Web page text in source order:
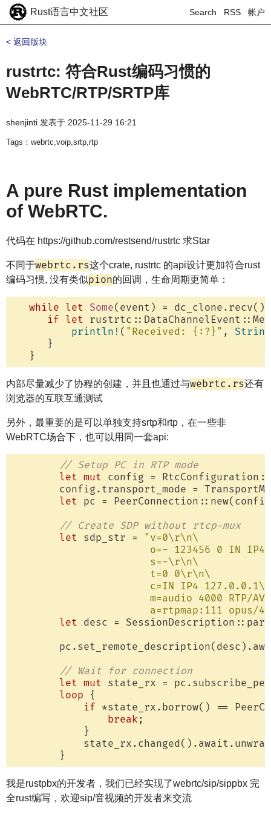
Rust语言中文社区 Search RSS 帐户
< 返回版块
rustrtc: 符合Rust编码习惯的
WebRTC/RTP/SRTP库
shenjinti 发表于 2025-11-29 16:21
Tags：webrtc,voip,srtp,rtp
A pure Rust implementation
of WebRTC.
代码在 https://github.com/restsend/rustrtc 求Star
不同于webrtc.rs这个crate, rustrtc 的api设计更加符合rust
编码习惯, 没有类似pion的回调，生命周期更简单：
while let Some(event) =
if let
println! ( "Received: {:?}" , String
      }
内部尽量减少了协程的创建，并且也通过与webrtc.rs还有
浏览器的互联互通测试
另外，最重要的是可以单独支持srtp和rtp，在一些非
WebRTC场合下，也可以用同一套api:
// Setup PC in RTP mode
let mut config = RtcConfiguration::
config.transport_mode =
let pc =
// Create SDP without rtcp-mux
let sdp_str = "v=0\r\n\
o=- 123456 0 IN IP4
                       s=-\r\n\
                       t=0 0\r\n\
c=IN IP4
m=audio 4000 RTP/
a=rtpmap:111 opus/
let desc =
// Wait for connection
let mut state_rx =
loop {
if *state_rx.borrow() ==
break ;
            }
我是rustpbx的开发者，我们已经实现了webrtc/sip/sippbx 完
全rust编写，欢迎sip/音视频的开发者来交流